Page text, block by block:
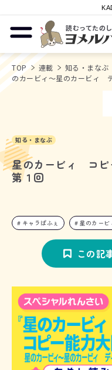
メニューを開閉する
読むってたのし
ヨメルバ
TOP 連載 知る・まなぶ
のカービィ～星のカービィ
知る・まなぶ
星のカービィ コ
第１回
キャラぱふぇ 星のカービ
この記